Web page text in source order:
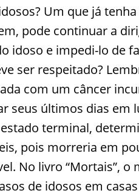
Um que já
pode continuar a
idoso e impedi-lo de
ser respeitado?
com um câncer
seus últimos dias em
terminal,
pois morreria em
No livro “Mortais”,
de idosos em